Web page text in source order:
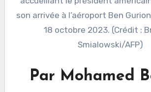
son arrivée à l’aéroport Ben
18 octobre 2023. (Crédit :
Smialowski/AFP)
Par Mohamed